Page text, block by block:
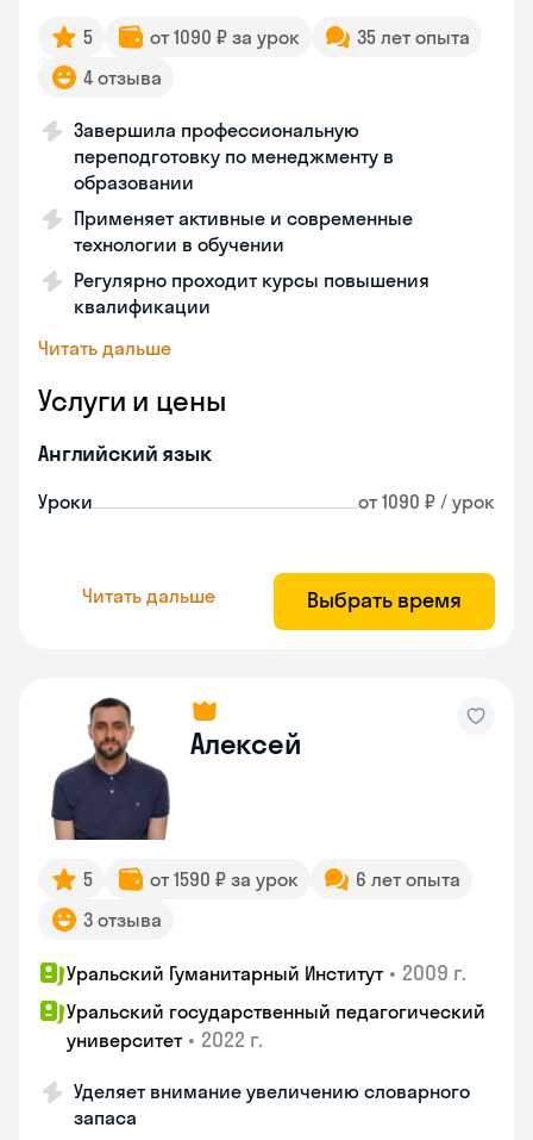
5 от 1090 ₽ за урок
35 лет опыта
4 отзыва
Завершила профессиональную
переподготовку по менеджменту в
образовании
Применяет активные и современные
технологии в обучении
Регулярно проходит курсы повышения
квалификации
Читать дальше
Услуги и цены
Английский язык
Уроки от 1090 ₽ / урок
Читать дальше Выбрать время
Алексей
5 от 1590 ₽ за урок
6 лет опыта
3 отзыва
Уральский Гуманитарный Институт • 2009 г.
Уральский государственный педагогический
университет • 2022 г.
Уделяет внимание увеличению словарного
запаса